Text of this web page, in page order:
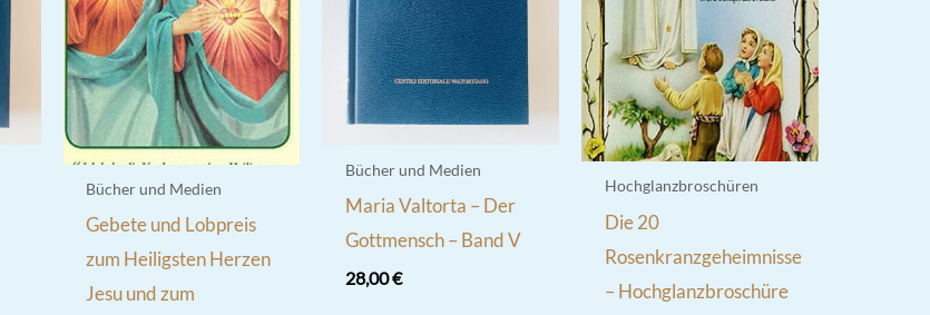
Bücher und Medien
Gebete und Lobpreis
zum Heiligsten Herzen
Jesu und zum
Bücher und Medien
Maria Valtorta – Der
Gottmensch – Band V
28,00€
Hochglanzbroschüren
Die 20
Rosenkranzgeheimnisse
– Hochglanzbroschüre